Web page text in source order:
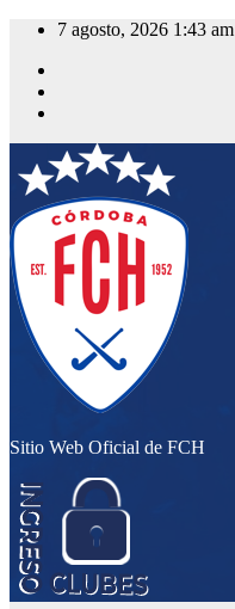
Saltar
contenido
7 agosto, 2026 1:43 am
Sitio Web Oficial de FCH